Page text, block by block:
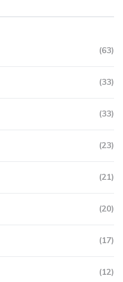
здесь найдете
(63)
(33)
(33)
(23)
(21)
(20)
(17)
(12)